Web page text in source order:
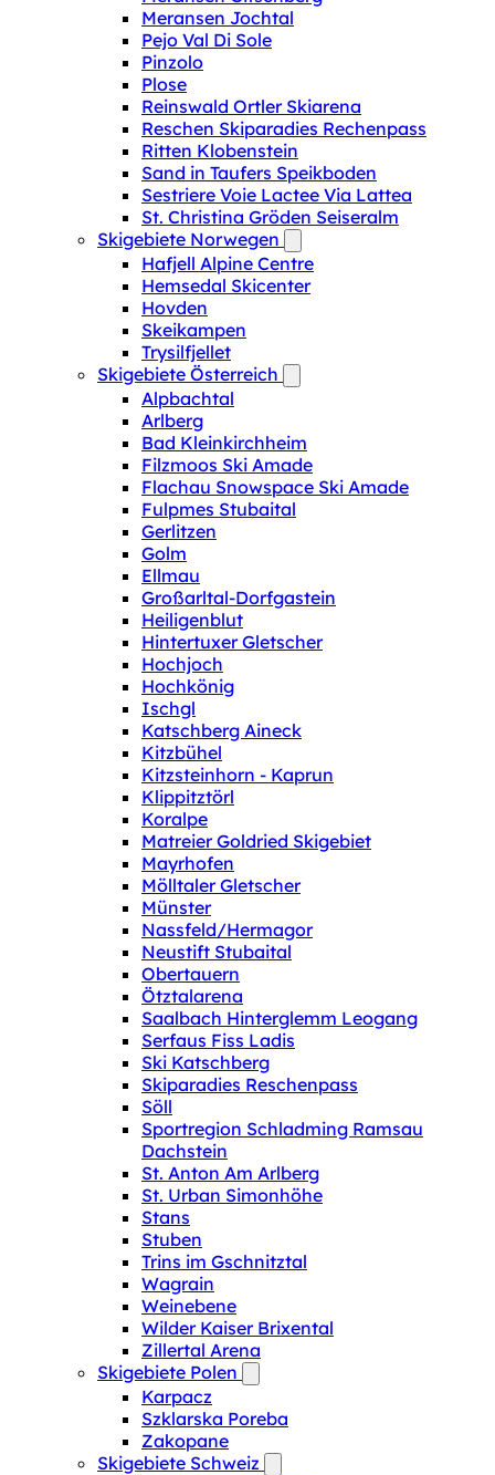
Meransen Jochtal
Pejo Val Di Sole
Pinzolo
Plose
Reinswald Ortler Skiarena
Reschen Skiparadies Rechenpass
Ritten Klobenstein
Sand in Taufers Speikboden
Sestriere Voie Lactee Via Lattea
St. Christina Gröden Seiseralm
Skigebiete Norwegen
Hafjell Alpine Centre
Hemsedal Skicenter
Hovden
Skeikampen
Trysilfjellet
Skigebiete Österreich
Alpbachtal
Arlberg
Bad Kleinkirchheim
Filzmoos Ski Amade
Flachau Snowspace Ski Amade
Fulpmes Stubaital
Gerlitzen
Golm
Ellmau
Großarltal-Dorfgastein
Heiligenblut
Hintertuxer Gletscher
Hochjoch
Hochkönig
Ischgl
Katschberg Aineck
Kitzbühel
Kitzsteinhorn - Kaprun
Klippitztörl
Koralpe
Matreier Goldried Skigebiet
Mayrhofen
Mölltaler Gletscher
Münster
Nassfeld/Hermagor
Neustift Stubaital
Obertauern
Ötztalarena
Saalbach Hinterglemm Leogang
Serfaus Fiss Ladis
Ski Katschberg
Skiparadies Reschenpass
Söll
Sportregion Schladming Ramsau
Dachstein
St. Anton Am Arlberg
St. Urban Simonhöhe
Stans
Stuben
Trins im Gschnitztal
Wagrain
Weinebene
Wilder Kaiser Brixental
Zillertal Arena
Skigebiete Polen
Karpacz
Szklarska Poreba
Zakopane
Skigebiete Schweiz